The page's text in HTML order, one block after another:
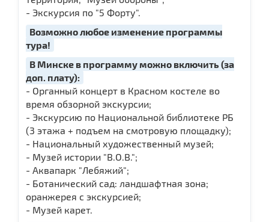
- Экскурсия по "5 Форту".
Возможно любое изменение программы
тура!
В Минске в программу можно включить (за
доп. плату):
- Органный концерт в Красном костеле во
время обзорной экскурсии;
- Экскурсию по Национальной библиотеке РБ
(3 этажа + подъем на смотровую площадку);
- Национальный художественный музей;
- Музей истории "В.О.В.";
- Аквапарк "Лебяжий";
- Ботанический сад: ландшафтная зона;
оранжерея с экскурсией;
- Музей карет.